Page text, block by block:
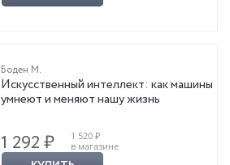
Боден М.
Искусственный интеллект: как машины
умнеют и меняют нашу жизнь
1 292 ₽
1 520 ₽
в магазине